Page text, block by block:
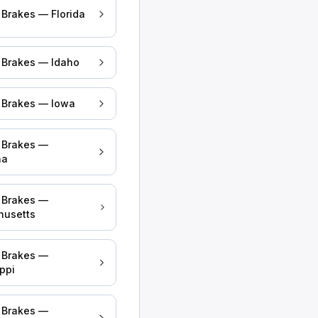
перестати працювати.
засобу і є основним способом
Brakes — Florida
Brakes — Idaho
Brakes — Iowa
Brakes —
Brakes —
Brakes —
Brakes —